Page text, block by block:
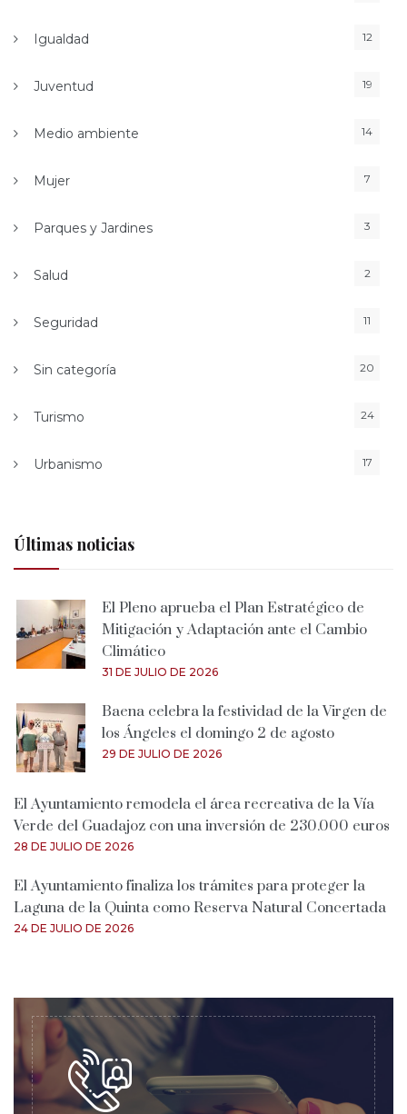
Igualdad 12
Juventud 19
Medio ambiente 14
Mujer 7
Parques y Jardines 3
Salud 2
Seguridad 11
Sin categoría 20
Turismo 24
Urbanismo 17
Últimas noticias
El Pleno aprueba el Plan Estratégico de
Mitigación y Adaptación ante el Cambio
Climático
31 DE JULIO DE 2026
Baena celebra la festividad de la Virgen de
los Ángeles el domingo 2 de agosto
29 DE JULIO DE 2026
El Ayuntamiento remodela el área recreativa de la Vía
Verde del Guadajoz con una inversión de 230.000 euros
28 DE JULIO DE 2026
El Ayuntamiento finaliza los trámites para proteger la
Laguna de la Quinta como Reserva Natural Concertada
24 DE JULIO DE 2026